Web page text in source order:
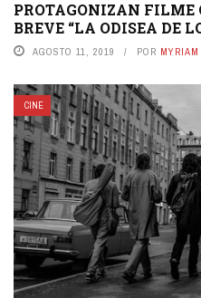
PROTAGONIZAN FILME
BREVE “LA ODISEA DE
AGOSTO 11, 2019 POR
CINE